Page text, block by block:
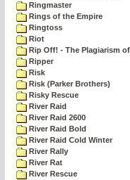
Ringmaster
Rings of the Empire
Ringtoss
Riot
Rip Off! - The Plagiarism of
Ripper
Risk
Risk (Parker Brothers)
Risky Rescue
River Raid
River Raid 2600
River Raid Bold
River Raid Cold Winter
River Rally
River Rat
River Rescue